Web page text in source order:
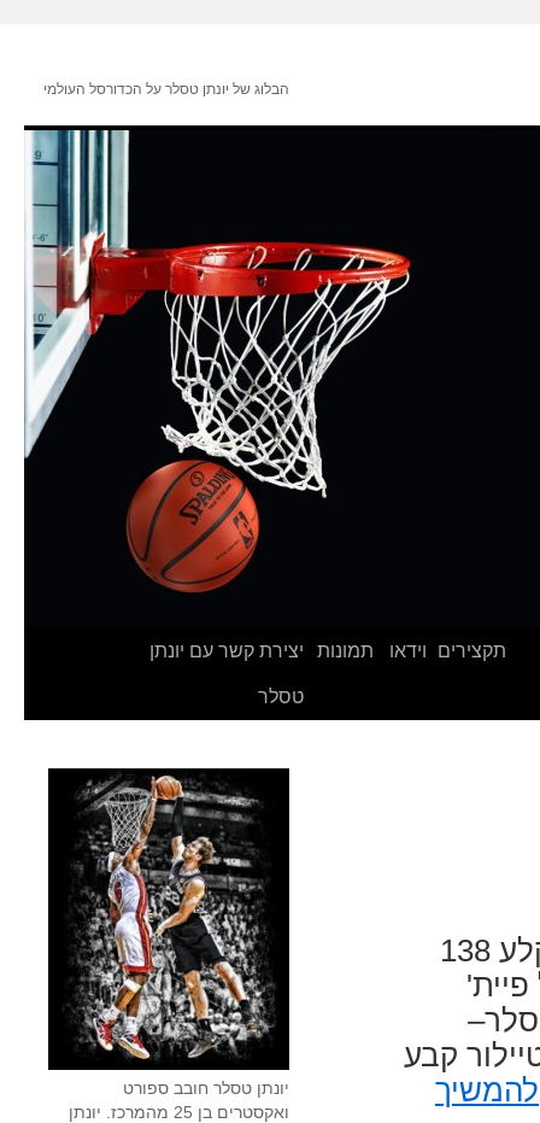
הבלוג של יונתן טסלר על הכדורסל העולמי
תקצירים וידאו תמונות יצירת קשר עם יונתן
טסלר
ג'ק טיילור הגארד של מכללת גרינל מדיוויז'ן 3 קלע 138
קבע
להמשיך
יונתן טסלר חובב ספורט
ואקסטרים בן 25 מהמרכז. יונתן